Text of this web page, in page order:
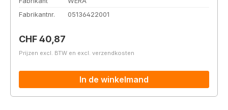
Fabrikantnr.
05136422001
Normale prijs:
CHF 40,87
Prijzen excl. BTW en excl. verzendkosten
In de winkelmand